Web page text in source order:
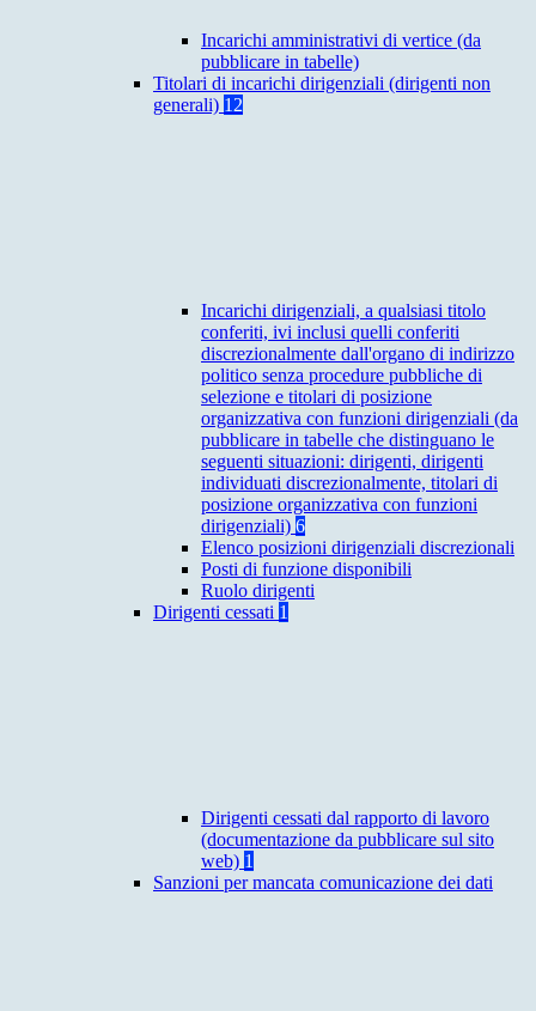
Incarichi amministrativi di vertice (da
pubblicare in tabelle)
Titolari di incarichi dirigenziali (dirigenti non
generali) 12
Incarichi dirigenziali, a qualsiasi titolo
conferiti, ivi inclusi quelli conferiti
discrezionalmente dall'organo di indirizzo
politico senza procedure pubbliche di
selezione e titolari di posizione
organizzativa con funzioni dirigenziali (da
pubblicare in tabelle che distinguano le
seguenti situazioni: dirigenti, dirigenti
individuati discrezionalmente, titolari di
posizione organizzativa con funzioni
dirigenziali) 6
Elenco posizioni dirigenziali discrezionali
Posti di funzione disponibili
Ruolo dirigenti
Dirigenti cessati 1
Dirigenti cessati dal rapporto di lavoro
(documentazione da pubblicare sul sito
web) 1
Sanzioni per mancata comunicazione dei dati